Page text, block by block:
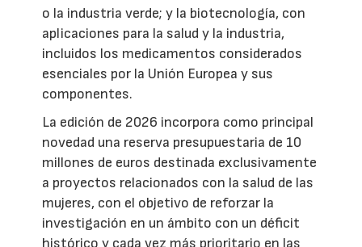
o la industria verde; y la biotecnología, con
aplicaciones para la salud y la industria,
incluidos los medicamentos considerados
esenciales por la Unión Europea y sus
componentes.
La edición de 2026 incorpora como principal
novedad una reserva presupuestaria de 10
millones de euros destinada exclusivamente
a proyectos relacionados con la salud de las
mujeres, con el objetivo de reforzar la
investigación en un ámbito con un déficit
histórico y cada vez más prioritario en las